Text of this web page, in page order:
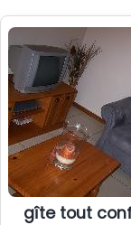
gîte tout